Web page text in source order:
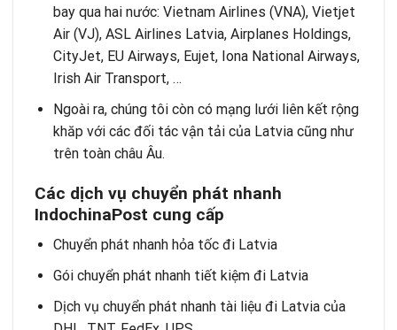
bay qua hai nước: Vietnam Airlines (VNA), Vietjet
Air (VJ), ASL Airlines Latvia, Airplanes Holdings,
CityJet, EU Airways, Eujet, Iona National Airways,
Irish Air Transport, …
Ngoài ra, chúng tôi còn có mạng lưới liên kết rộng
khăp với các đối tác vận tải của Latvia cũng như
trên toàn châu Âu.
Các dịch vụ chuyển phát nhanh
IndochinaPost cung cấp
Chuyển phát nhanh hỏa tốc đi Latvia
Gói chuyển phát nhanh tiết kiệm đi Latvia
Dịch vụ chuyển phát nhanh tài liệu đi Latvia của